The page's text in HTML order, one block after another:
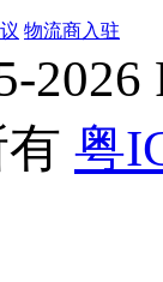
物流商入驻
2026
粤